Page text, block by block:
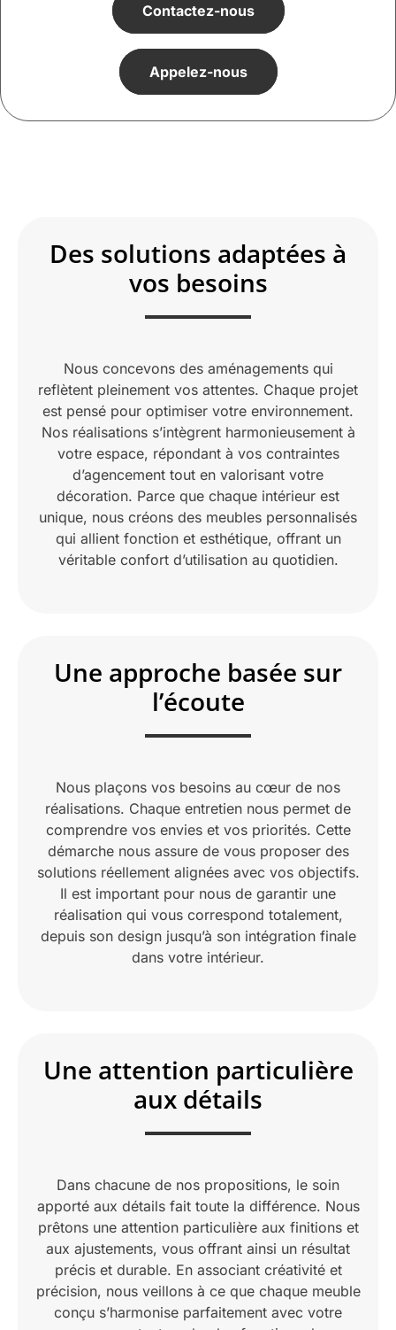
Contactez-nous
Appelez-nous
Des solutions adaptées à
vos besoins
Nous concevons des aménagements qui
reflètent pleinement vos attentes. Chaque projet
est pensé pour optimiser votre environnement.
Nos réalisations s’intègrent harmonieusement à
votre espace, répondant à vos contraintes
d’agencement tout en valorisant votre
décoration. Parce que chaque intérieur est
unique, nous créons des meubles personnalisés
qui allient fonction et esthétique, offrant un
véritable confort d’utilisation au quotidien.
Une approche basée sur
l’écoute
Nous plaçons vos besoins au cœur de nos
réalisations. Chaque entretien nous permet de
comprendre vos envies et vos priorités. Cette
démarche nous assure de vous proposer des
solutions réellement alignées avec vos objectifs.
Il est important pour nous de garantir une
réalisation qui vous correspond totalement,
depuis son design jusqu’à son intégration finale
dans votre intérieur.
Une attention particulière
aux détails
Dans chacune de nos propositions, le soin
apporté aux détails fait toute la différence. Nous
prêtons une attention particulière aux finitions et
aux ajustements, vous offrant ainsi un résultat
précis et durable. En associant créativité et
précision, nous veillons à ce que chaque meuble
conçu s’harmonise parfaitement avec votre